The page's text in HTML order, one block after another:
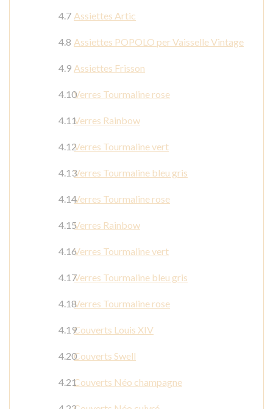
Assiettes Artic
Assiettes POPOLO per Vaisselle Vintage
Assiettes Frisson
Verres Tourmaline rose
Verres Rainbow
Verres Tourmaline vert
Verres Tourmaline bleu gris
Verres Tourmaline rose
Verres Rainbow
Verres Tourmaline vert
Verres Tourmaline bleu gris
Verres Tourmaline rose
Couverts Louis XIV
Couverts Swell
Couverts Néo champagne